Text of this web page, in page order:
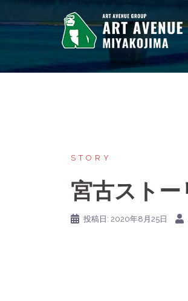
ン
STORY
宮古スト
投稿日: 2020年8月25日